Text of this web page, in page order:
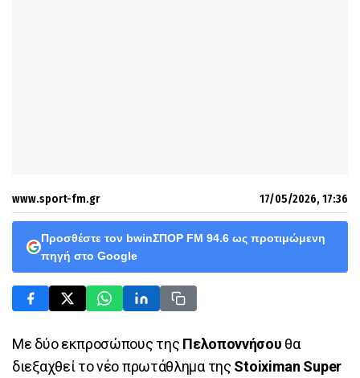
www.sport-fm.gr 17/05/2026, 17:36
Προσθέστε τον bwinΣΠΟΡ FM 94.6 ως προτιμώμενη
πηγή στο Google
Με δύο εκπροσώπους της Πελοποννήσου θα
διεξαχθεί το νέο πρωτάθλημα της Stoiximan Super